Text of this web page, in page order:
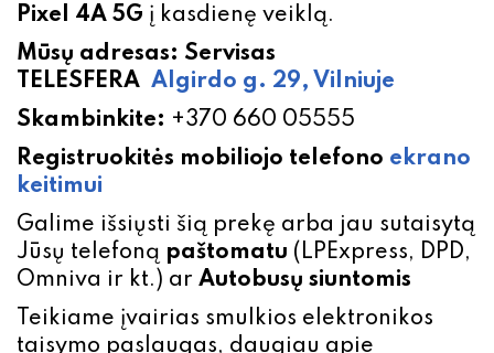
Pixel 4A 5G į kasdienę veiklą.
Mūsų adresas: Servisas
TELESFERA Algirdo g. 29, Vilniuje
Skambinkite: +370 660 05555
Registruokitės mobiliojo telefono ekrano
keitimui
Galime išsiųsti šią prekę arba jau sutaisytą
Jūsų telefoną paštomatu (LPExpress, DPD,
Omniva ir kt.) ar Autobusų siuntomis
Teikiame įvairias smulkios elektronikos
taisymo paslaugas, daugiau apie